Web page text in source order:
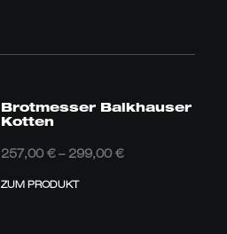
Brotmesser Balkhauser
Kotten
257,00€ – 299,00€Preisspanne:
ZUM PRODUKT